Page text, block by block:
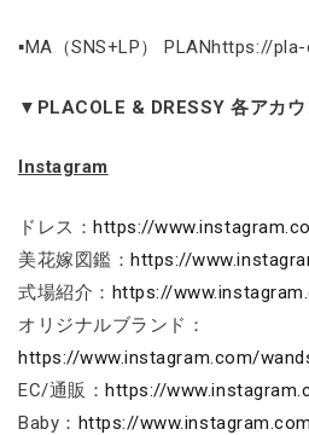
▪MA（SNS+LP） PLANhttps://
▼PLACOLE & DRESSY 各アカウ
Instagram
ドレス：https://
美花嫁図鑑：https://
式場紹介： https://
オリジナルブランド：
https://www.instagram.com/
EC/通販：https://
Baby： https://